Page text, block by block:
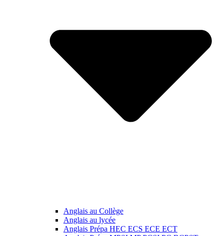
Anglais au Collège
Anglais au lycée
Anglais Prépa HEC ECS ECE ECT